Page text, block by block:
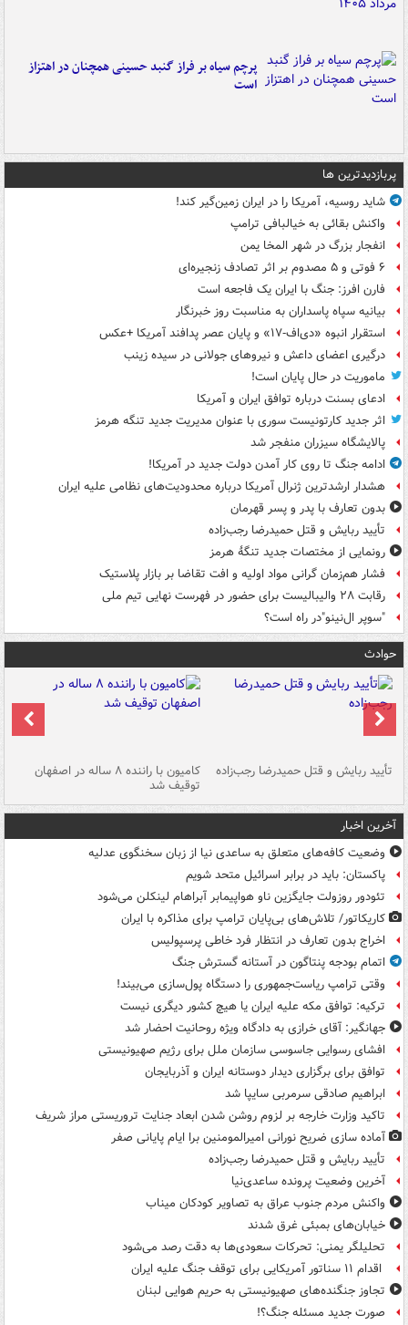
پرچم سیاه بر فراز گنبد حسینی همچنان در اهتزاز
است
پربازدیدترین ها
شاید روسیه، آمریکا را در ایران زمین‌گیر کند!
واکنش بقائی به خیالبافی ترامپ
انفجار بزرگ در شهر المخا یمن
۶ فوتی و ۵ مصدوم بر اثر تصادف زنجیره‌ای
فارن افرز: جنگ با ایران یک فاجعه است
بیانیه سپاه پاسداران به مناسبت روز خبرنگار
استقرار انبوه «دی‌اف‑۱۷» و پایان عصر پدافند آمریکا +عکس
درگیری اعضای داعش و نیروهای جولانی در سیده زینب
ماموریت در حال پایان است!
ادعای بسنت درباره توافق ایران و آمریکا
اثر جدید کارتونیست سوری با عنوان مدیریت جدید تنگه هرمز
پالایشگاه سیزران منفجر شد
ادامه جنگ تا روی کار آمدن دولت جدید در آمریکا!
هشدار ارشدترین ژنرال آمریکا درباره محدودیت‌های نظامی علیه ایران
بدون تعارف با پدر و پسر قهرمان
تأیید ربایش و قتل حمیدرضا رجب‌زاده
رونمایی از مختصات جدید تنگۀ هرمز
فشار هم‌زمان گرانی مواد اولیه و افت تقاضا بر بازار پلاستیک
رقابت ۲۸ والیبالیست برای حضور در فهرست نهایی تیم ملی
"سوپر ال‌نینو"در راه است؟
حوادث
تأیید ربایش و قتل حمیدرضا رجب‌زاده کامیون با راننده ۸ ساله در اصفهان
توقیف شد
آخرین اخبار
وضعیت کافه‌های متعلق به ساعدی نیا از زبان سخنگوی عدلیه
پاکستان: باید در برابر اسرائیل متحد شویم
تئودور روزولت جایگزین ناو هواپیمابر آبراهام لینکلن می‌شود
کاریکاتور/ تلاش‌های بی‌پایان ترامپ برای مذاکره با ایران
اخراج بدون تعارف در انتظار فرد خاطی پرسپولیس
اتمام بودجه پنتاگون در آستانه گسترش جنگ
وقتی ترامپ ریاست‌جمهوری را دستگاه پول‌سازی می‌بیند!
ترکیه: توافق مکه علیه ایران یا هیچ کشور دیگری نیست
جهانگیر: آقای خرازی به دادگاه ویژه روحانیت احضار شد
افشای رسوایی جاسوسی سازمان ملل برای رژیم صهیونیستی
توافق برای برگزاری دیدار دوستانه ایران و آذربایجان
ابراهیم صادقی سرمربی سایپا شد
تاکید وزارت خارجه بر لزوم روشن شدن ابعاد جنایت تروریستی مراز شریف
آماده سازی ضریح نورانی امیرالمومنین برا ایام پایانی صفر
تأیید ربایش و قتل حمیدرضا رجب‌زاده
آخرین وضعیت پرونده ساعدی‌نیا
واکنش مردم جنوب عراق به تصاویر کودکان میناب
خیابان‌های بمبئی غرق شدند
تحلیلگر یمنی: تحرکات سعودی‌ها به دقت رصد می‌شود
اقدام ۱۱ سناتور آمریکایی برای توقف جنگ علیه ایران
تجاوز جنگنده‌های صهیونیستی به حریم هوایی لبنان
صورت جدید مسئله جنگ؟!